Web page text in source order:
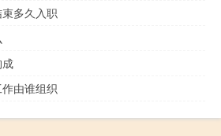
多久入职
由谁组织